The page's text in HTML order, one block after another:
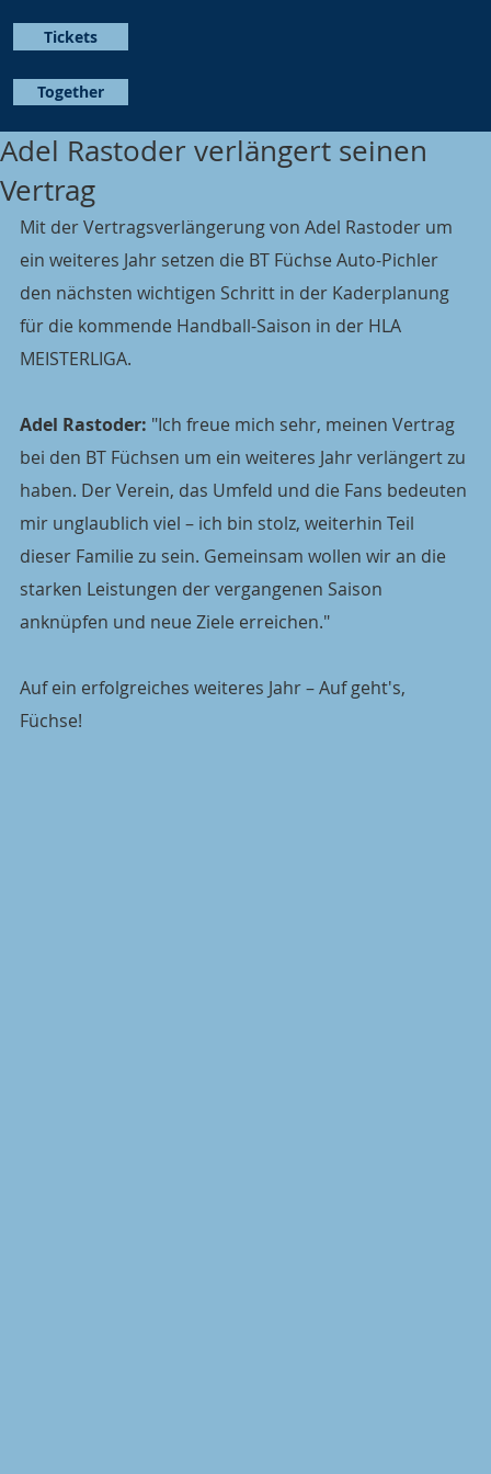
Together
Tickets
Adel Rastoder verlängert seinen
Vertrag
Mit der Vertragsverlängerung von Adel Rastoder um
ein weiteres Jahr setzen die BT Füchse Auto-Pichler
den nächsten wichtigen Schritt in der Kaderplanung
für die kommende Handball-Saison in der HLA
MEISTERLIGA.
Adel Rastoder: "Ich freue mich sehr, meinen Vertrag
bei den BT Füchsen um ein weiteres Jahr verlängert zu
haben. Der Verein, das Umfeld und die Fans bedeuten
mir unglaublich viel – ich bin stolz, weiterhin Teil
dieser Familie zu sein. Gemeinsam wollen wir an die
starken Leistungen der vergangenen Saison
anknüpfen und neue Ziele erreichen."
Auf ein erfolgreiches weiteres Jahr – Auf geht's,
Füchse!